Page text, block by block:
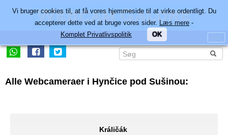
Alle Webcameraer i Hynčice pod Sušinou:
Králičák
Vi bruger cookies til, at få vores hjemmeside til at virke ordentligt. Du
accepterer dette ved at bruge vores sider. Læs mere -
Komplet Privatlivspolitik
OK